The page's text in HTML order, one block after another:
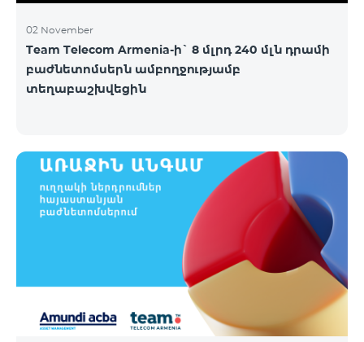
02 November
Team Telecom Armenia-ի` 8 մլրդ 240 մլն դրամի
բաժնետոմսերն ամբողջությամբ
տեղաբաշխվեցին